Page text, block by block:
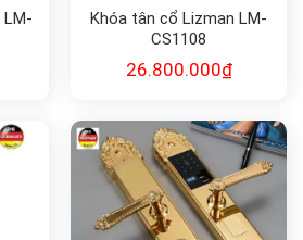
LM-
Khóa tân cổ Lizman LM-
CS1108
26.800.000₫